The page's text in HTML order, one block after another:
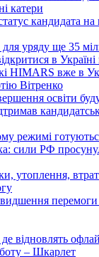
катери
кандидата
уряду ще 35
в Україні
HIMARS вже в
Вітренко
освіти
режимі
сили РФ
утоплення,
перемоги
де відновлять
– Шкарлет